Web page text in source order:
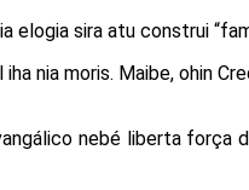
elogia sira atu construi
nia moris. Maibe, ohin
nebé liberta força